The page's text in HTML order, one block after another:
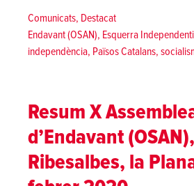
Posted in
Comunicats, Destacat
Tags:
Endavant (OSAN), Esquerra
independència, Països Catalans,
Resum X
d’Endavant (OSAN),
Ribesalbes, la